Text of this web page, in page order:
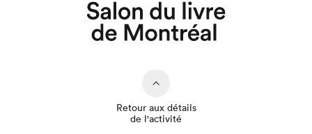
Retour aux détails
de l'activité